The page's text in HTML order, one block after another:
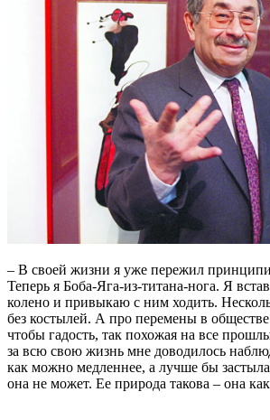
– В своей жизни я уже пережил
Теперь я Боба-Яга-из-титана-нога. Я
колено и привыкаю с ним ходить.
без костылей. А про перемены в
чтобы гадость, так похожая на все
за всю свою жизнь мне доводилось
как можно медленнее, а лучше бы
она не может. Ее природа такова – она